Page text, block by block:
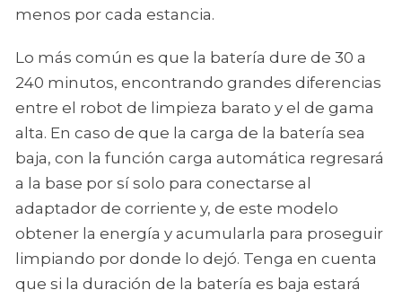
menos por cada estancia.
Lo más común es que la batería dure de 30 a
240 minutos, encontrando grandes diferencias
entre el robot de limpieza barato y el de gama
alta. En caso de que la carga de la batería sea
baja, con la función carga automática regresará
a la base por sí solo para conectarse al
adaptador de corriente y, de este modelo
obtener la energía y acumularla para proseguir
limpiando por donde lo dejó. Tenga en cuenta
que si la duración de la batería es baja estará